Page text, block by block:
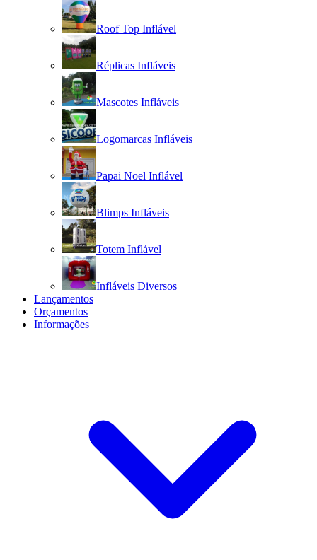
Roof Top Inflável
Réplicas Infláveis
Mascotes Infláveis
Logomarcas Infláveis
Papai Noel Inflável
Blimps Infláveis
Totem Inflável
Infláveis Diversos
Lançamentos
Orçamentos
Informações